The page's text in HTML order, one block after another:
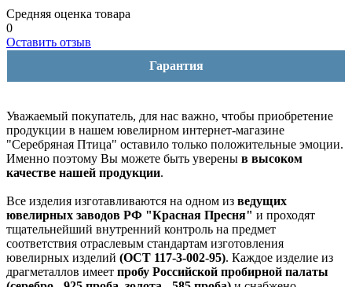
Средняя оценка товара
0
Оставить отзыв
Гарантия
Уважаемый покупатель, для нас важно, чтобы приобретение
продукции в нашем ювелирном интернет-магазине
"Серебряная Птица" оставило только положительные эмоции.
Именно поэтому Вы можете быть уверены в высоком
качестве нашей продукции.
Все изделия изготавливаются на одном из ведущих
ювелирных заводов РФ "Красная Пресня" и проходят
тщательнейший внутренний контроль на предмет
соответствия отраслевым стандартам изготовления
ювелирных изделий (ОСТ 117-3-002-95). Каждое изделие из
драгметаллов имеет пробу Российской пробирной палаты